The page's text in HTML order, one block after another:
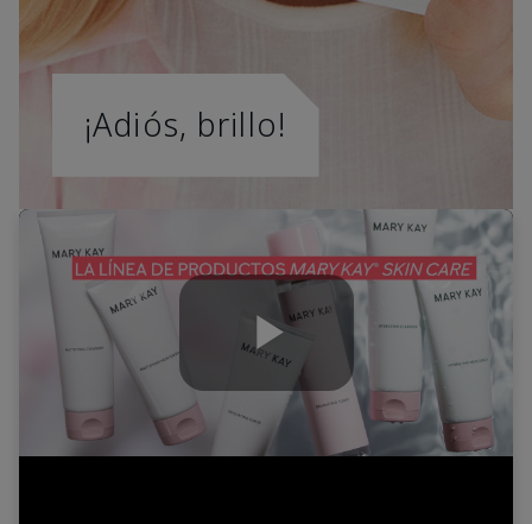
¡Adiós, brillo!
Play